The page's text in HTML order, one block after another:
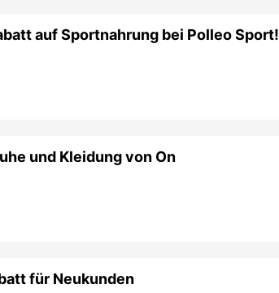
auf Sportnahrung bei Polleo Sport!
und Kleidung von On
für Neukunden